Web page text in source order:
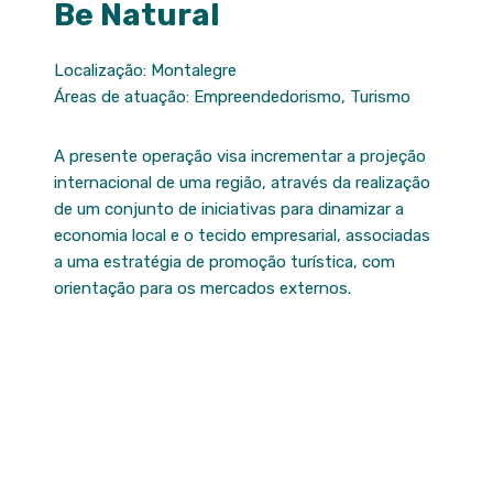
Be Natural
Localização: Montalegre
Áreas de atuação: Empreendedorismo, Turismo
A presente operação visa incrementar a projeção
internacional de uma região, através da realização
de um conjunto de iniciativas para dinamizar a
economia local e o tecido empresarial, associadas
a uma estratégia de promoção turística, com
orientação para os mercados externos.